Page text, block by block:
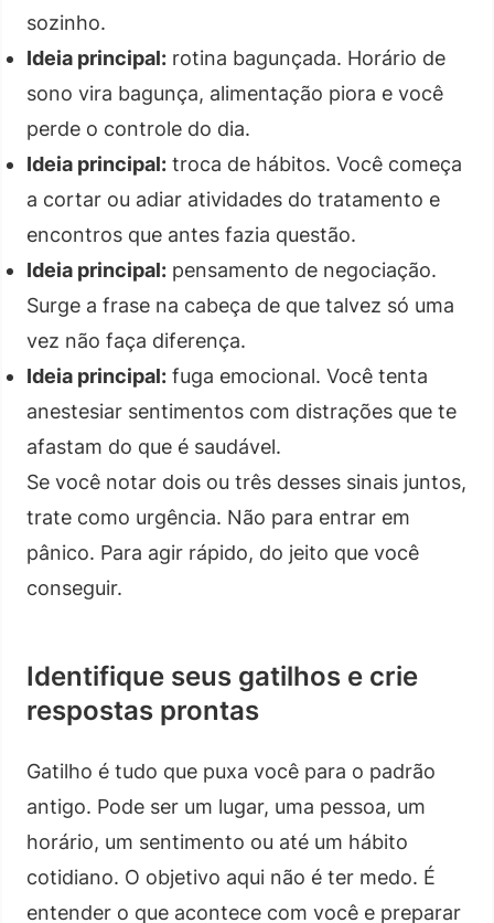
sozinho.
Ideia principal: rotina bagunçada. Horário de
sono vira bagunça, alimentação piora e você
perde o controle do dia.
Ideia principal: troca de hábitos. Você começa
a cortar ou adiar atividades do tratamento e
encontros que antes fazia questão.
Ideia principal: pensamento de negociação.
Surge a frase na cabeça de que talvez só uma
vez não faça diferença.
Ideia principal: fuga emocional. Você tenta
anestesiar sentimentos com distrações que te
afastam do que é saudável.
Se você notar dois ou três desses sinais juntos,
trate como urgência. Não para entrar em
pânico. Para agir rápido, do jeito que você
conseguir.
Identifique seus gatilhos e crie
respostas prontas
Gatilho é tudo que puxa você para o padrão
antigo. Pode ser um lugar, uma pessoa, um
horário, um sentimento ou até um hábito
cotidiano. O objetivo aqui não é ter medo. É
entender o que acontece com você e preparar